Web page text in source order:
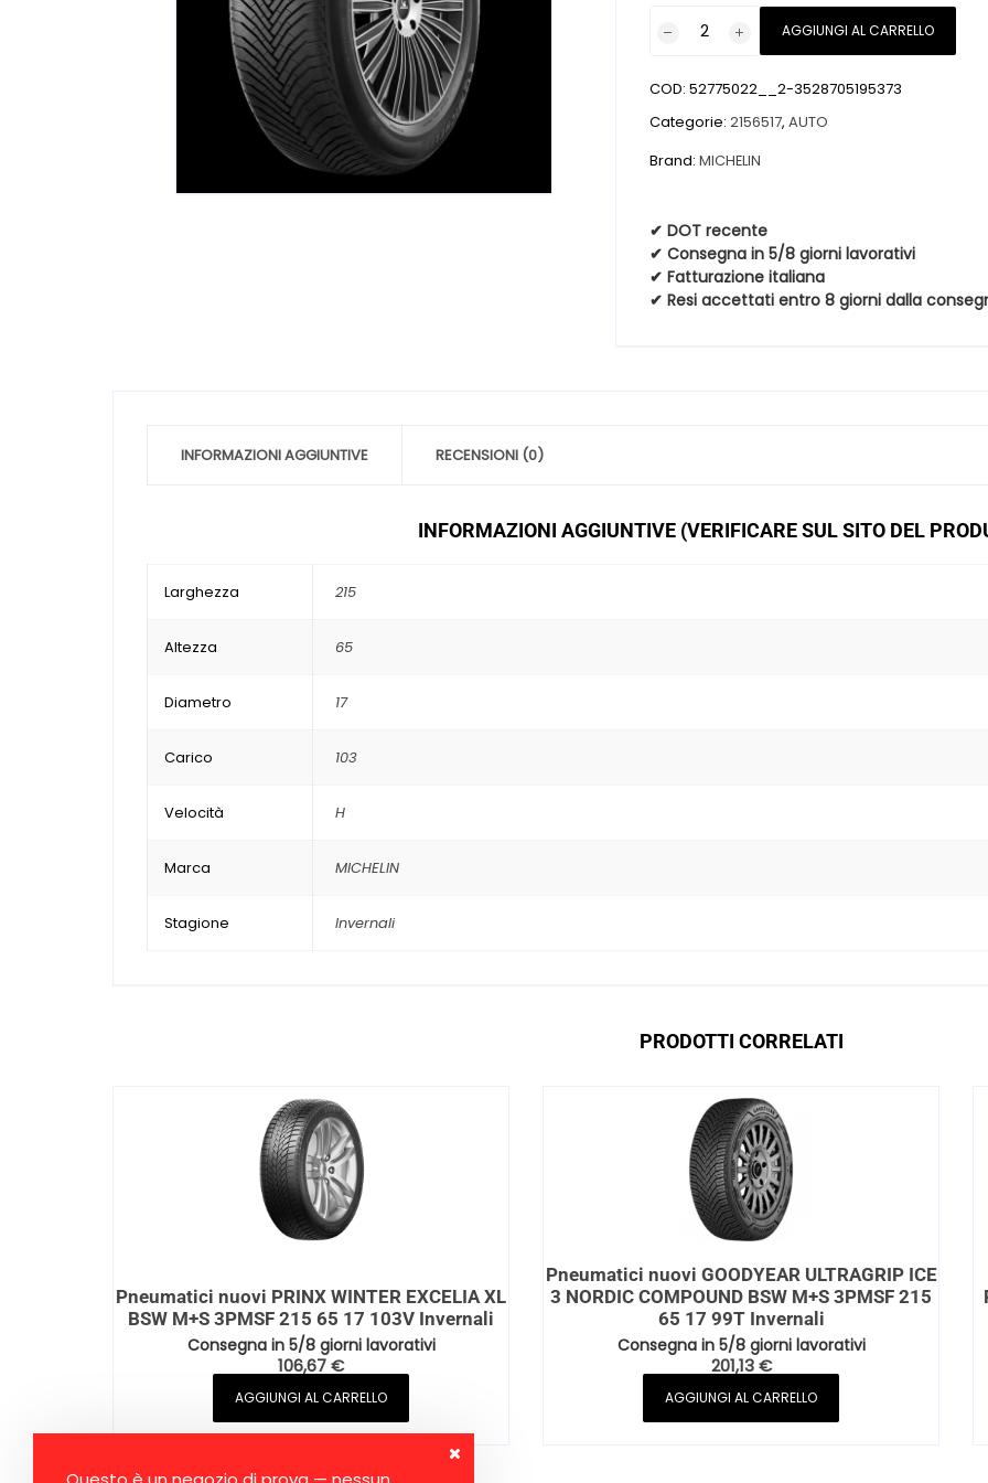
Alpin
7
103H
Invernali
quantità
AGGIUNGI AL CARRELLO
COD: 52775022__2-3528705195373
Categorie: 2156517, AUTO
Brand: MICHELIN
✔ DOT recente
✔ Consegna in 5/8 giorni lavorativi
✔ Fatturazione italiana
✔ Resi accettati entro 8 giorni dalla
INFORMAZIONI AGGIUNTIVE RECENSIONI (0)
INFORMAZIONI AGGIUNTIVE (VERIFICARE SUL SITO DEL
Larghezza 215
Altezza 65
Diametro 17
Carico 103
Velocità H
Marca MICHELIN
Stagione Invernali
PRODOTTI CORRELATI
Pneumatici nuovi PRINX WINTER EXCELIA XL
BSW M+S 3PMSF 215 65 17 103V Invernali
Consegna in 5/8 giorni lavorativi
106,67€
AGGIUNGI AL CARRELLO
Pneumatici nuovi GOODYEAR ULTRAGRIP ICE
3 NORDIC COMPOUND BSW M+S 3PMSF 215
65 17 99T Invernali
Consegna in 5/8 giorni lavorativi
201,13€
AGGIUNGI AL CARRELLO